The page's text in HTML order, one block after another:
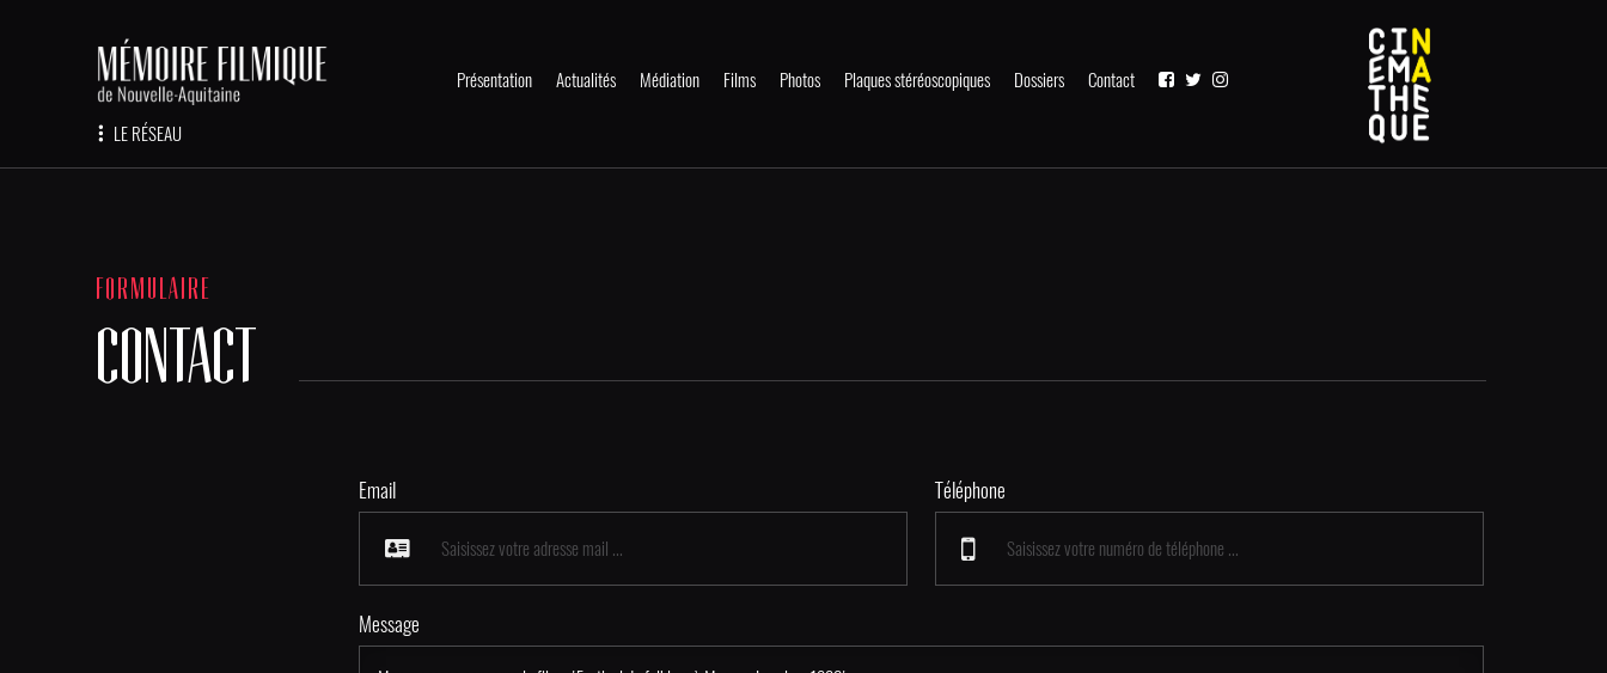
LE RÉSEAU
Présentation Actualités Médiation Films Photos Plaques stéréoscopiques Dossiers Contact
FORMULAIRE
CONTACT
Email Téléphone
Message